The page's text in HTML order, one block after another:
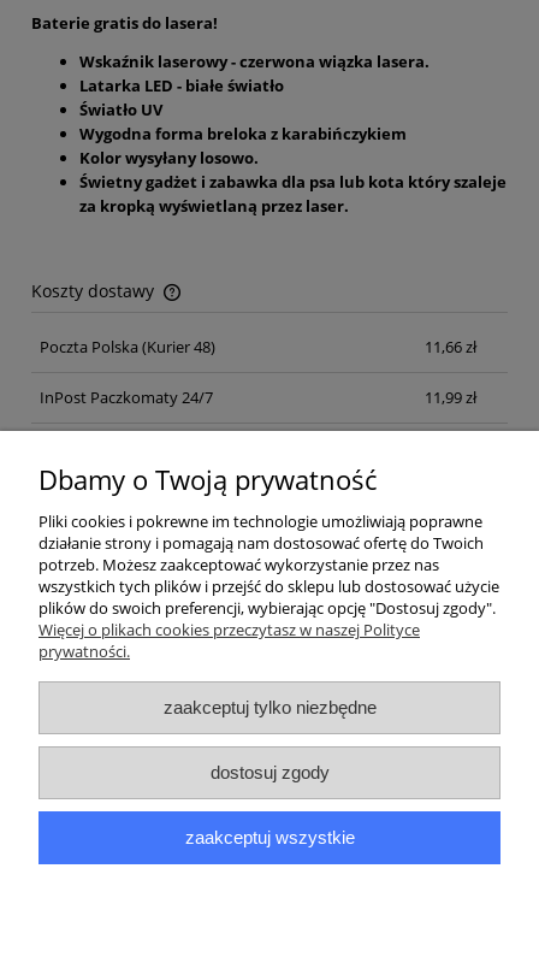
Baterie gratis do lasera!
Wskaźnik laserowy - czerwona wiązka lasera.
Latarka LED - białe światło
Światło UV
Wygodna forma breloka z karabińczykiem
Kolor wysyłany losowo.
Świetny gadżet i zabawka dla psa lub kota który szaleje
za kropką wyświetlaną przez laser.
Koszty dostawy
Cena nie zawiera ewentualnych kosztów płatności
Poczta Polska (Kurier 48) 11,66 zł
InPost Paczkomaty 24/7 11,99 zł
Pomoc
Moje konto
Płatności i dostawa
Informacje
O nas
Dbamy o Twoją prywatność
Pliki cookies i pokrewne im technologie umożliwiają poprawne
działanie strony i pomagają nam dostosować ofertę do Twoich
potrzeb. Możesz zaakceptować wykorzystanie przez nas
wszystkich tych plików i przejść do sklepu lub dostosować użycie
plików do swoich preferencji, wybierając opcję "Dostosuj zgody".
Więcej o plikach cookies przeczytasz w naszej Polityce
prywatności.
zaakceptuj tylko niezbędne
dostosuj zgody
zaakceptuj wszystkie